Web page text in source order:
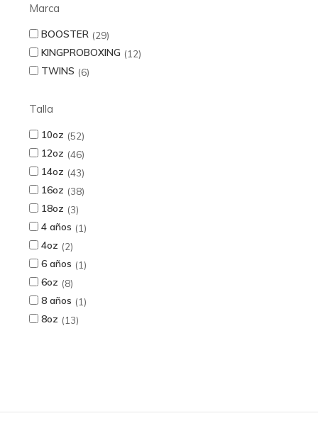
Marca
BOOSTER
29
KINGPROBOXING
12
TWINS
6
Talla
10oz 52
12oz 46
14oz 43
16oz
38
18oz
3
4 años
1
4oz
2
6 años
1
6oz
8
8 años
1
8oz
13